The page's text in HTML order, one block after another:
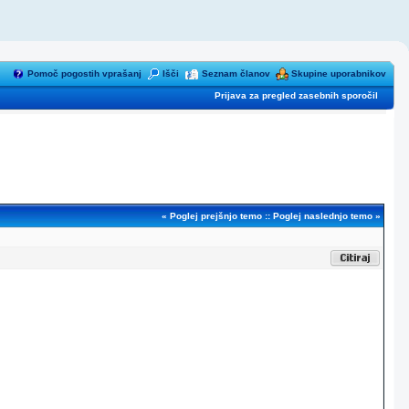
Pomoč pogostih vprašanj Išči Seznam članov Skupine uporabnikov
Prijava za pregled zasebnih sporočil
« Poglej prejšnjo temo :: Poglej naslednjo temo »